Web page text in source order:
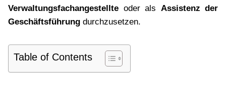
Verwaltungsfachangestellte oder als Assistenz der
Geschäftsführung durchzusetzen.
Table of Contents